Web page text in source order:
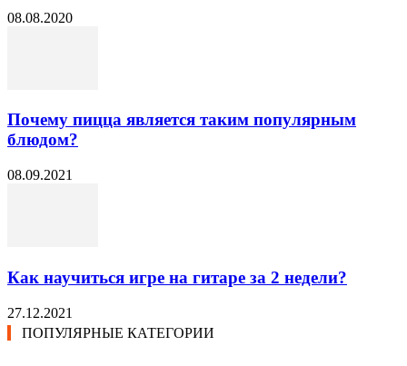
08.08.2020
Почему пицца является таким популярным
блюдом?
08.09.2021
Как научиться игре на гитаре за 2 недели?
27.12.2021
ПОПУЛЯРНЫЕ КАТЕГОРИИ